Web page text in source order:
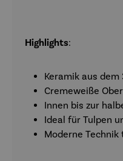
Highlights:
Keramik aus
Cremeweiße
Innen bis zur
Ideal für Tulpen
Moderne